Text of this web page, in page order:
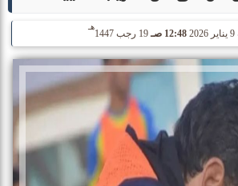
12:48 صـ 19 رجب 1447
هـ